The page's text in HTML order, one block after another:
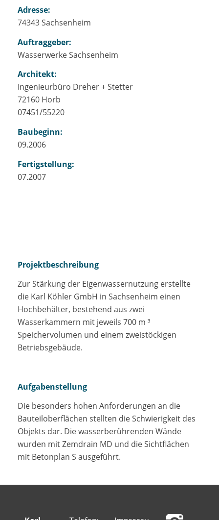
Adresse:
74343 Sachsenheim
Auftraggeber:
Wasserwerke Sachsenheim
Architekt:
Ingenieurbüro Dreher + Stetter
72160 Horb
07451/55220
Baubeginn:
09.2006
Fertigstellung:
07.2007
Projektbeschreibung
Zur Stärkung der Eigenwassernutzung erstellte
die Karl Köhler GmbH in Sachsenheim einen
Hochbehälter, bestehend aus zwei
Wasserkammern mit jeweils 700 m ³
Speichervolumen und einem zweistöckigen
Betriebsgebäude.
Aufgabenstellung
Die besonders hohen Anforderungen an die
Bauteiloberflächen stellten die Schwierigkeit des
Objekts dar. Die wasserberührenden Wände
wurden mit Zemdrain MD und die Sichtflächen
mit Betonplan S ausgeführt.